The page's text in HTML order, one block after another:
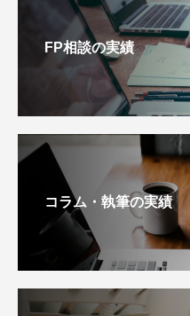
FP相談の実績
コラム・執筆の実績